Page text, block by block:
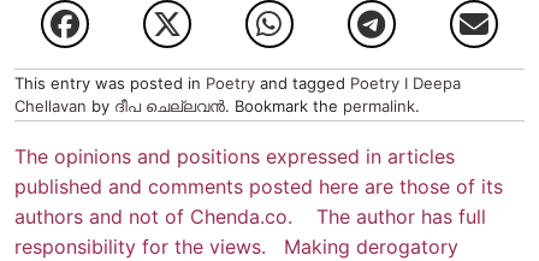
This entry was posted in Poetry and tagged Poetry I Deepa
Chellavan by ദീപ ചെല്ലവന്‍. Bookmark the permalink.
The opinions and positions expressed in articles
published and comments posted here are those of its
authors and not of Chenda.co. The author has full
responsibility for the views. Making derogatory